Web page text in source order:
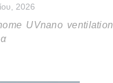
2026
UVnano ventilation